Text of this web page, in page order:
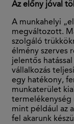
Az előny jóval
A munkahelyi
megváltozott.
szolgáló
élmény szerves
jelentős
vállalkozás
egy hatékony,
munkaterület
termelékenység
mint például az
fel akarunk